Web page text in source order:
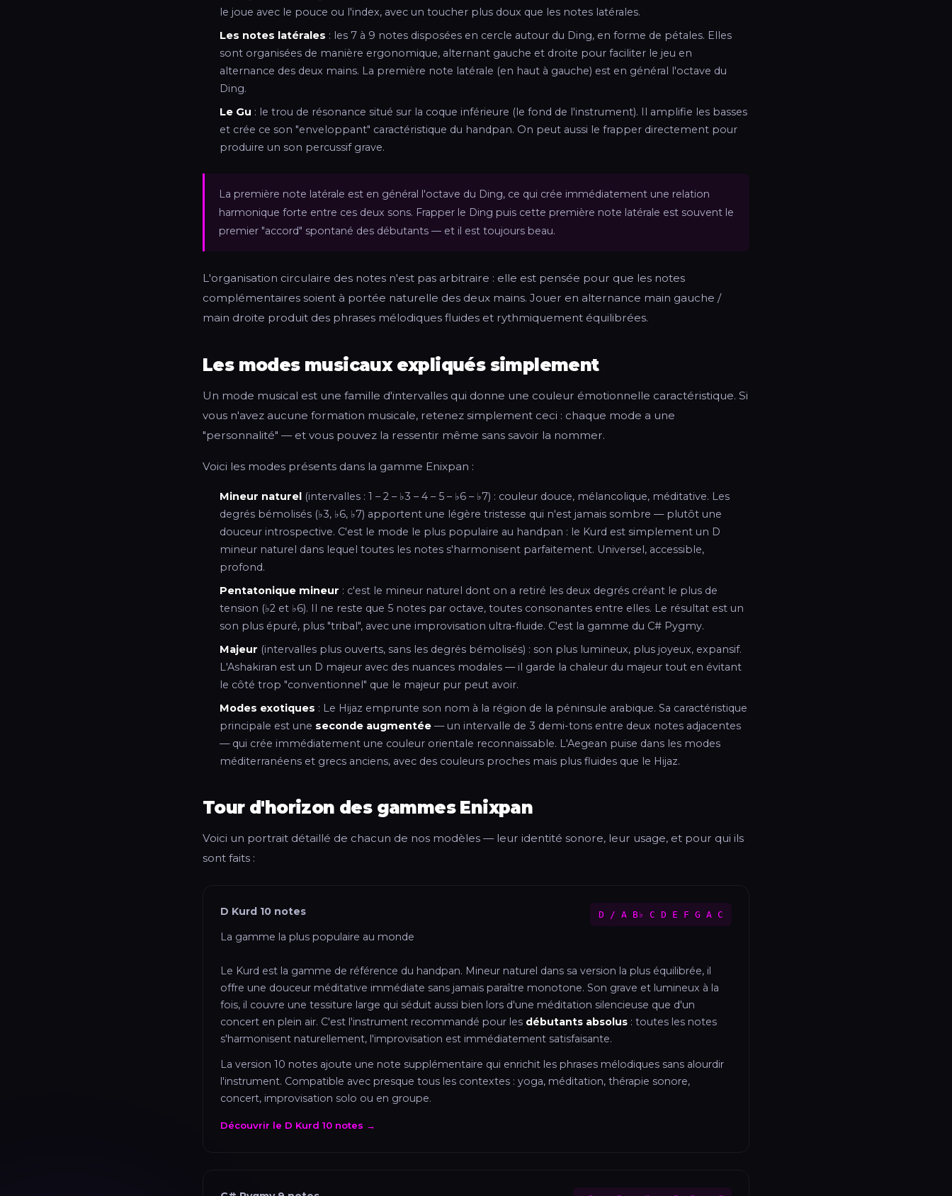
le joue avec le pouce ou l'index, avec un toucher plus doux que les notes latérales.
Les notes latérales : les 7 à 9 notes disposées en cercle autour du Ding, en forme de pétales. Elles
sont organisées de manière ergonomique, alternant gauche et droite pour faciliter le jeu en
alternance des deux mains. La première note latérale (en haut à gauche) est en général l'octave du
Ding.
Le Gu : le trou de résonance situé sur la coque inférieure (le fond de l'instrument). Il amplifie les basses
et crée ce son "enveloppant" caractéristique du handpan. On peut aussi le frapper directement pour
produire un son percussif grave.
La première note latérale est en général l'octave du Ding, ce qui crée immédiatement une relation
harmonique forte entre ces deux sons. Frapper le Ding puis cette première note latérale est souvent le
premier "accord" spontané des débutants — et il est toujours beau.
L'organisation circulaire des notes n'est pas arbitraire : elle est pensée pour que les notes
complémentaires soient à portée naturelle des deux mains. Jouer en alternance main gauche /
main droite produit des phrases mélodiques fluides et rythmiquement équilibrées.
Les modes musicaux expliqués simplement
Un mode musical est une famille d'intervalles qui donne une couleur émotionnelle caractéristique. Si
vous n'avez aucune formation musicale, retenez simplement ceci : chaque mode a une
"personnalité" — et vous pouvez la ressentir même sans savoir la nommer.
Voici les modes présents dans la gamme Enixpan :
Mineur naturel (intervalles : 1 – 2 – ♭3 – 4 – 5 – ♭6 – ♭7) : couleur douce, mélancolique, méditative. Les
degrés bémolisés (♭3, ♭6, ♭7) apportent une légère tristesse qui n'est jamais sombre — plutôt une
douceur introspective. C'est le mode le plus populaire au handpan : le Kurd est simplement un D
mineur naturel dans lequel toutes les notes s'harmonisent parfaitement. Universel, accessible,
profond.
Pentatonique mineur : c'est le mineur naturel dont on a retiré les deux degrés créant le plus de
tension (♭2 et ♭6). Il ne reste que 5 notes par octave, toutes consonantes entre elles. Le résultat est un
son plus épuré, plus "tribal", avec une improvisation ultra-fluide. C'est la gamme du C# Pygmy.
Majeur (intervalles plus ouverts, sans les degrés bémolisés) : son plus lumineux, plus joyeux, expansif.
L'Ashakiran est un D majeur avec des nuances modales — il garde la chaleur du majeur tout en évitant
le côté trop "conventionnel" que le majeur pur peut avoir.
Modes exotiques : Le Hijaz emprunte son nom à la région de la péninsule arabique. Sa caractéristique
principale est une seconde augmentée — un intervalle de 3 demi-tons entre deux notes adjacentes
— qui crée immédiatement une couleur orientale reconnaissable. L'Aegean puise dans les modes
méditerranéens et grecs anciens, avec des couleurs proches mais plus fluides que le Hijaz.
Tour d'horizon des gammes Enixpan
Voici un portrait détaillé de chacun de nos modèles — leur identité sonore, leur usage, et pour qui ils
sont faits :
D Kurd 10 notes
La gamme la plus populaire au monde
D / A B♭ C D E F G A C
Le Kurd est la gamme de référence du handpan. Mineur naturel dans sa version la plus équilibrée, il
offre une douceur méditative immédiate sans jamais paraître monotone. Son grave et lumineux à la
fois, il couvre une tessiture large qui séduit aussi bien lors d'une méditation silencieuse que d'un
concert en plein air. C'est l'instrument recommandé pour les débutants absolus : toutes les notes
s'harmonisent naturellement, l'improvisation est immédiatement satisfaisante.
La version 10 notes ajoute une note supplémentaire qui enrichit les phrases mélodiques sans alourdir
l'instrument. Compatible avec presque tous les contextes : yoga, méditation, thérapie sonore,
concert, improvisation solo ou en groupe.
Découvrir le D Kurd 10 notes →